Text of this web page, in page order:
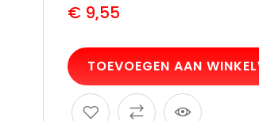
€9,55
TOEVOEGEN AAN